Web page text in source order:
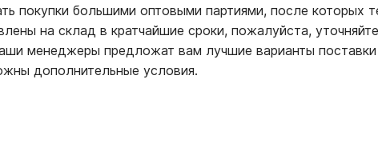
покупки большими оптовыми партиями, после которых
на склад в кратчайшие сроки, пожалуйста,
менеджеры предложат вам лучшие варианты
дополнительные условия.